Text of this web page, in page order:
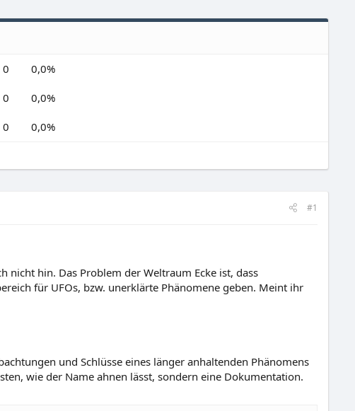
0 0,0%
0 0,0%
0 0,0%
#1
nicht hin. Das Problem der Weltraum Ecke ist, dass
für UFOs, bzw. unerklärte Phänomene geben. Meint ihr
und Schlüsse eines länger anhaltenden Phänomens
wie der Name ahnen lässt, sondern eine Dokumentation.